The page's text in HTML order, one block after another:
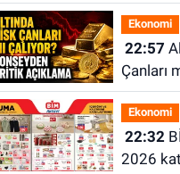
Mağaza
Ekonomi
22:57
Çanları
Açıklama
Ekonomi
22:32BİM 7 Ağustos
2026